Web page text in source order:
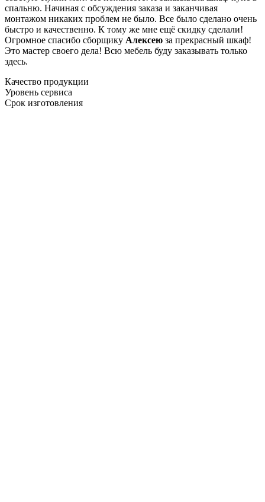
спальню. Начиная с обсуждения заказа и заканчивая
монтажом никаких проблем не было. Все было сделано очень
быстро и качественно. К тому же мне ещё скидку сделали!
Огромное спасибо сборщику Алексею за прекрасный шкаф!
Это мастер своего дела! Всю мебель буду заказывать только
здесь.
Качество продукции
Уровень сервиса
Срок изготовления